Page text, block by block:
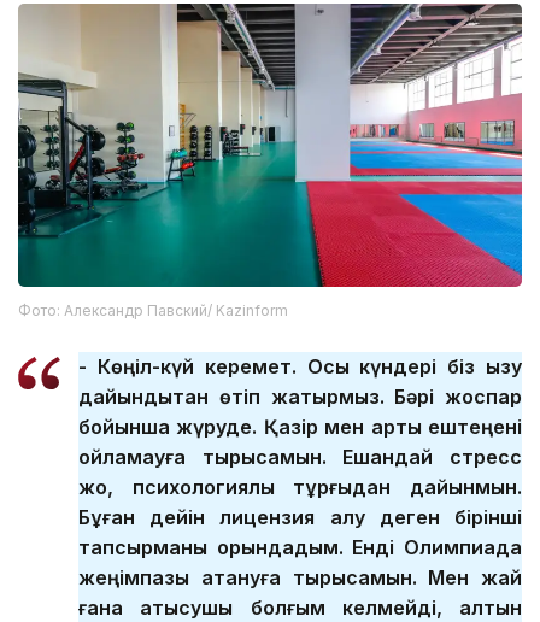
Фото: Александр Павский/ Kazinform
- Көңіл-күй керемет. Осы күндері біз қызу
дайындықтан өтіп жатырмыз. Бәрі жоспар
бойынша жүруде. Қазір мен артық ештеңені
ойламауға тырысамын. Ешқандай стресс
жоқ, психологиялық тұрғыдан дайынмын.
Бұған дейін лицензия алу деген бірінші
тапсырманы орындадым. Енді Олимпиада
жеңімпазы атануға тырысамын. Мен жай
ғана қатысушы болғым келмейді, алтын